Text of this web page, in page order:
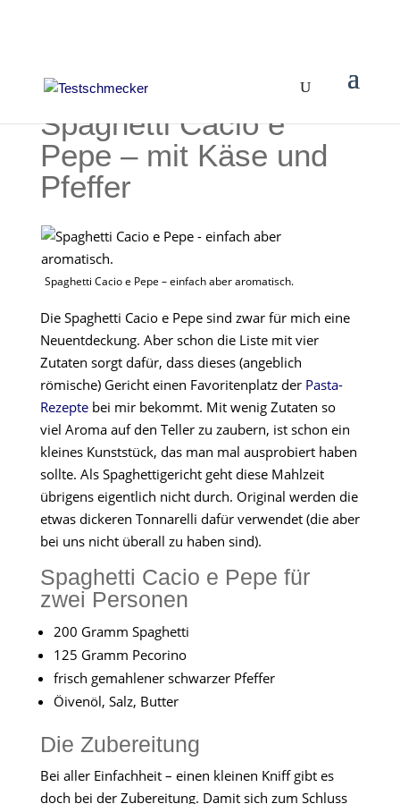
Spaghetti Cacio e
Pepe – mit Käse und
Pfeffer
Spaghetti Cacio e Pepe – einfach aber aromatisch.
Die Spaghetti Cacio e Pepe sind zwar für mich eine
Neuentdeckung. Aber schon die Liste mit vier
Zutaten sorgt dafür, dass dieses (angeblich
römische) Gericht einen Favoritenplatz der Pasta-
Rezeptebei mir bekommt. Mit wenig Zutaten so
viel Aroma auf den Teller zu zaubern, ist schon ein
kleines Kunststück, das man mal ausprobiert haben
sollte. Als Spaghettigericht geht diese Mahlzeit
übrigens eigentlich nicht durch. Original werden die
etwas dickeren Tonnarelli dafür verwendet (die aber
bei uns nicht überall zu haben sind).
Spaghetti Cacio e Pepe für
zwei Personen
200 Gramm Spaghetti
125 Gramm Pecorino
frisch gemahlener schwarzer Pfeffer
Öivenöl, Salz, Butter
Die Zubereitung
Bei aller Einfachheit – einen kleinen Kniff gibt es
doch bei der Zubereitung. Damit sich zum Schluss